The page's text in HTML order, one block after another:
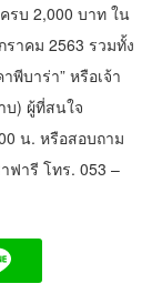
รบ 2,000 บาท ใน
าคม 2563 รวมทั้ง
พีบาร่า” หรือเจ้า
บ) ผู้ที่สนใจ
น. หรือสอบถาม
ฟารี โทร. 053 –